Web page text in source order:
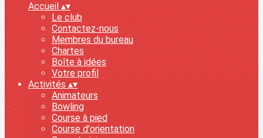
Accueil ▴▾
Le club
Contactez-nous
Membres du bureau
Chartes
Boîte à idées
Votre profil
Activités ▴▾
Animateurs
Bowling
Course à pied
Course d'orientation